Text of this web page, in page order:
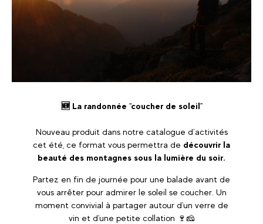
🆕 La randonnée “coucher de soleil”
Nouveau produit dans notre catalogue d’activités
cet été, ce format vous permettra de découvrir la
beauté des montagnes sous la lumière du soir.
Partez en fin de journée pour une balade avant de
vous arrêter pour admirer le soleil se coucher. Un
moment convivial à partager autour d'un verre de
vin et d'une petite collation 🍷🧀